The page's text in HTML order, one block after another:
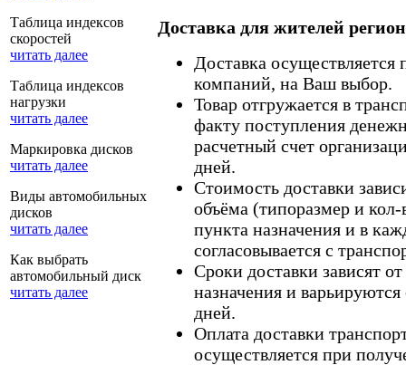
Таблица индексов
скоростей
читать далее
Таблица индексов
нагрузки
читать далее
Маркировка дисков
читать далее
Виды автомобильных
дисков
читать далее
Как выбрать
автомобильный диск
читать далее
Доставка для жителей
Доставка
компаний, на Ваш выбор.
Товар отгружается в
факту поступления
расчетный счет
дней.
Стоимость доставки
объёма (типоразмер и кол-
пункта назначения и в
согласовывается с
Сроки доставки зависят
назначения и
дней.
Оплата доставки
осуществляется при